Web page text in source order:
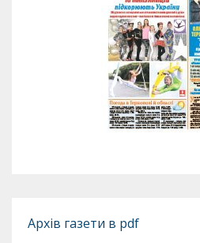
Архів газети в pdf